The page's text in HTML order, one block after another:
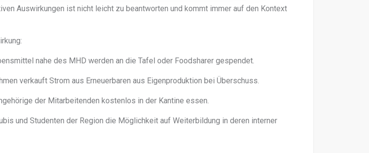
Auswirkungen ist nicht leicht zu beantworten und kommt immer auf den Kontext
nahe des MHD werden an die Tafel oder Foodsharer gespendet.
verkauft Strom aus Erneuerbaren aus Eigenproduktion bei Überschuss.
der Mitarbeitenden kostenlos in der Kantine essen.
und Studenten der Region die Möglichkeit auf Weiterbildung in deren interner